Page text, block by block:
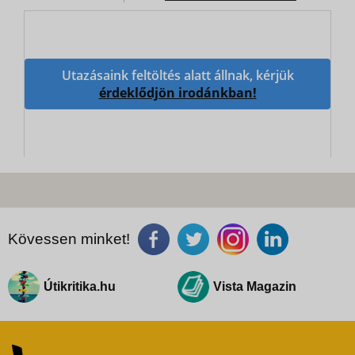
Utazásaink feltöltés alatt állnak, kérjük
érdeklődjön irodánkban!
Kövessen minket!
Útikritika.hu Vista Magazin